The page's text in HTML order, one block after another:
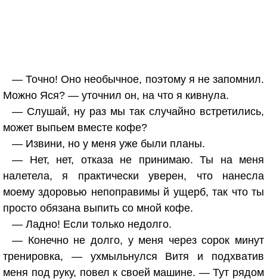
— Точно! Оно необычное, поэтому я не запомнил.
Можно Яся? — уточнил он, на что я кивнула.
— Слушай, ну раз мы так случайно встретились,
может выпьем вместе кофе?
— Извини, но у меня уже были планы.
— Нет, нет, отказа не принимаю. Ты на меня
налетела, я практически уверен, что нанесла
моему здоровью непоправимы й ущерб, так что ты
просто обязана выпить со мной кофе.
— Ладно! Если только недолго.
— Конечно не долго, у меня через сорок минут
тренировка, — ухмыльнулся Витя и подхватив
меня под руку, повел к своей машине. — Тут рядом